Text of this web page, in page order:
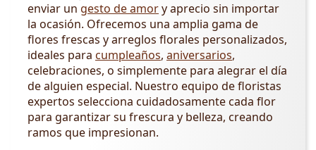
enviar un gesto de amory aprecio sin importar
la ocasión. Ofrecemos una amplia gama de
flores frescas y arreglos florales personalizados,
ideales para cumpleaños, aniversarios,
celebraciones, o simplemente para alegrar el día
de alguien especial. Nuestro equipo de floristas
expertos selecciona cuidadosamente cada flor
para garantizar su frescura y belleza, creando
ramos que impresionan.